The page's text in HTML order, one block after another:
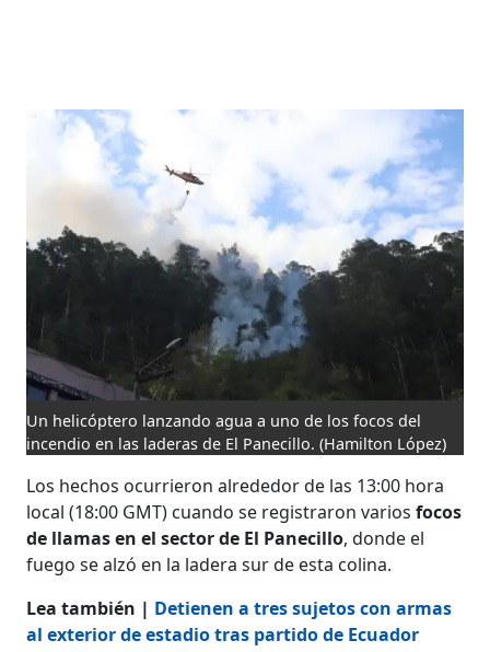
Un helicóptero lanzando agua a uno de los focos del
incendio en las laderas de El Panecillo. (Hamilton López)
Los hechos ocurrieron alrededor de las 13:00 hora
local (18:00 GMT) cuando se registraron varios focos
de llamas en el sector de El Panecillo, donde el
fuego se alzó en la ladera sur de esta colina.
Lea también | Detienen a tres sujetos con armas
al exterior de estadio tras partido de Ecuador